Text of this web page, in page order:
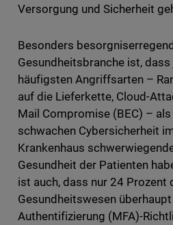
Versorgung und Sicherheit
Besonders
Gesundheitsbranche ist,
häufigsten Angriffsarten –
auf die Lieferkette, Cloud-
Mail Compromise (BEC) –
schwachen Cybersicherheit
Krankenhaus
Gesundheit der Patienten
ist auch, dass nur 24 Prozent
Gesundheitswesen
Authentifizierung (MFA)-